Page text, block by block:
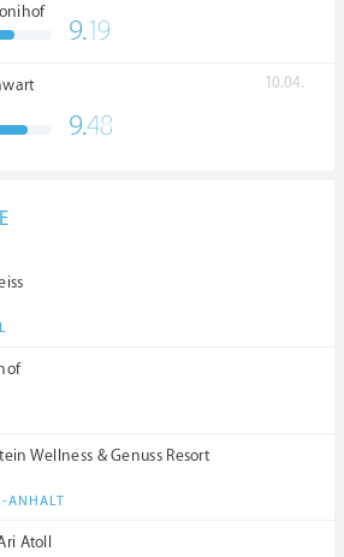
9.19
10.04.
9.48
Wellness & Genuss Resort
ANHALT
Atoll